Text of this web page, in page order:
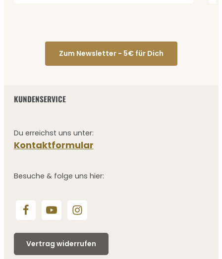
Zum Newsletter - 5€ für Dich
KUNDENSERVICE
Du erreichst uns unter:
Kontaktformular
Besuche & folge uns hier:
Vertrag widerrufen